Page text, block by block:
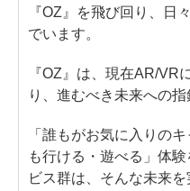
『OZ』を飛び回り、日
でいます。
『OZ』は、現在AR/VR
り、進むべき未来への指
「誰もがお気に入りの
も行ける・遊べる」体
ビス群は、そんな未来